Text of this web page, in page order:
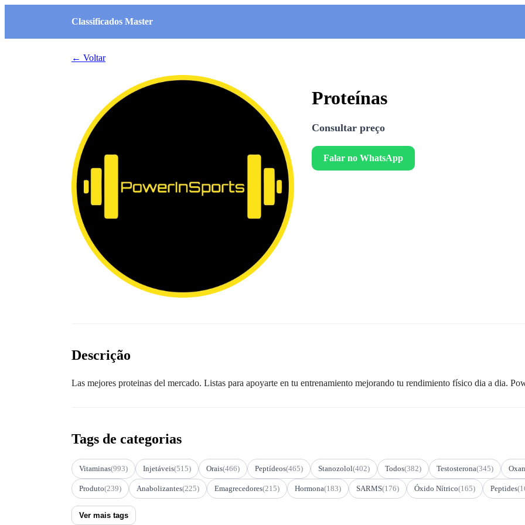
Classificados Master
← Voltar
Proteínas
Consultar preço
Falar no WhatsApp
Descrição
Las mejores proteinas del mercado. Listas para apoyarte en tu entrenamiento mejorando tu rendimiento físico dia a dia.
Tags de categorias
Vitaminas(993) Injetáveis(515) Orais(466) Peptídeos(465) Stanozolol(402) Todos(382) Testosterona(345)
Produto(239) Anabolizantes(225) Emagrecedores(215) Hormona(183) SARMS(176) Óxido Nítrico(165) Peptides
Ver mais tags